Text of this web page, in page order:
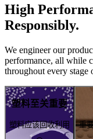
High
Responsibly.
We engineer our
performance, all while
throughout every stage
塑料至关重要
塑料应该回收利用 重